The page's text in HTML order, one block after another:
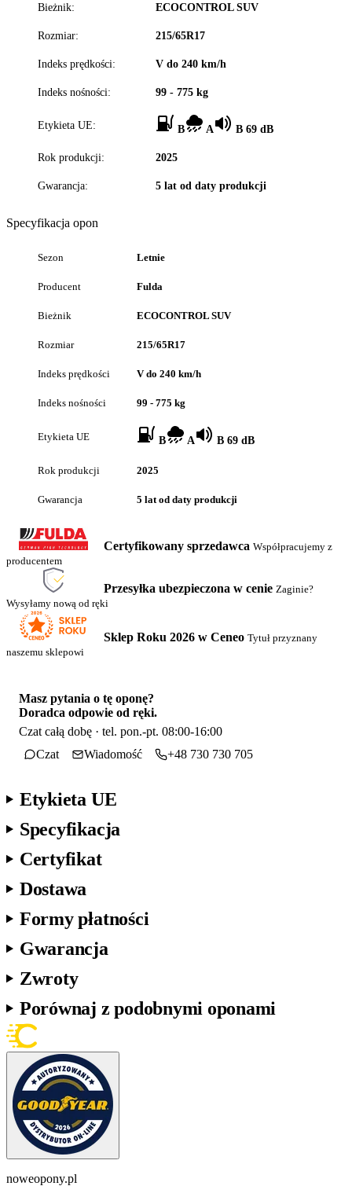
Bieżnik: ECOCONTROL SUV
Rozmiar: 215/65R17
Indeks prędkości: V do 240 km/h
Indeks nośności: 99 - 775 kg
Etykieta UE: B A B 69 dB
Rok produkcji: 2025
Gwarancja: 5 lat od daty produkcji
Specyfikacja opon
Sezon Letnie
Producent Fulda
Bieżnik ECOCONTROL SUV
Rozmiar 215/65R17
Indeks prędkości V do 240 km/h
Indeks nośności 99 - 775 kg
Etykieta UE B A B 69 dB
Rok produkcji 2025
Gwarancja 5 lat od daty produkcji
Certyfikowany sprzedawca Współpracujemy z
producentem
Przesyłka ubezpieczona w cenie Zaginie?
Wysyłamy nową od ręki
Sklep Roku 2026 w Ceneo Tytuł przyznany
naszemu sklepowi
Masz pytania o tę oponę?
Doradca odpowie od ręki.
Czat całą dobę · tel. pon.-pt. 08:00-16:00
Czat
Wiadomość +48 730 730 705
Etykieta UE
Specyfikacja
Certyfikat
Dostawa
Formy płatności
Gwarancja
Zwroty
Porównaj z podobnymi oponami
noweopony.pl